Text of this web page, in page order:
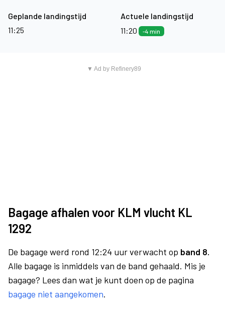
Geplande landingstijd
11:25
Actuele landingstijd
11:20
-4 min
▼ Ad by Refinery89
Bagage afhalen voor KLM vlucht KL
1292
De bagage werd rond 12:24 uur verwacht op band 8.
Alle bagage is inmiddels van de band gehaald. Mis je
bagage? Lees dan wat je kunt doen op de pagina
bagage niet aangekomen.